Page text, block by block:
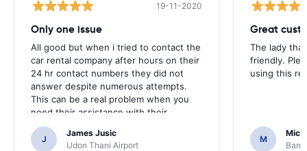
19-11-2020
Only one issue
All good but when i tried to contact the
car rental company after hours on their
24 hr contact numbers they did not
answer despite numerous attempts.
This can be a real problem when you
need their assistance with their
services or car.
J
James Jusic
Udon Thani Airport
Great
The lady
friendly.
using this
M